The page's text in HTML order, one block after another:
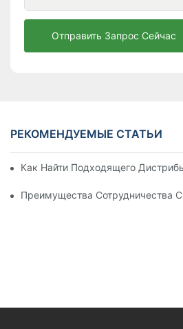
Отправить Запрос Сейчас
РЕКОМЕНДУЕМЫЕ СТАТЬИ
Как Найти Подходящего
Преимущества Сотрудничества